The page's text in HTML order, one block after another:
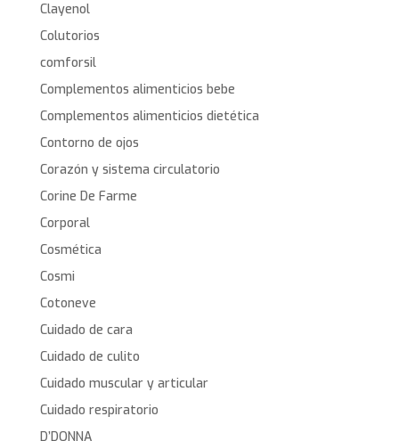
Clayenol
Colutorios
comforsil
Complementos alimenticios bebe
Complementos alimenticios dietética
Contorno de ojos
Corazón y sistema circulatorio
Corine De Farme
Corporal
Cosmética
Cosmi
Cotoneve
Cuidado de cara
Cuidado de culito
Cuidado muscular y articular
Cuidado respiratorio
D’DONNA